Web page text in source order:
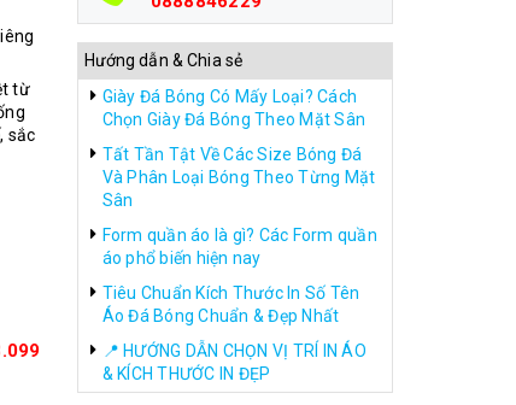
từ
sắc
Hướng dẫn & Chia sẻ
Giày Đá Bóng Có Mấy Loại? Cách
Chọn Giày Đá Bóng Theo Mặt Sân
Tất Tần Tật Về Các Size Bóng Đá
Và Phân Loại Bóng Theo Từng Mặt
Sân
Form quần áo là gì? Các Form quần
áo phổ biến hiện nay
Tiêu Chuẩn Kích Thước In Số Tên
Áo Đá Bóng Chuẩn & Đẹp Nhất
📍 HƯỚNG DẪN CHỌN VỊ TRÍ IN ÁO
& KÍCH THƯỚC IN ĐẸP